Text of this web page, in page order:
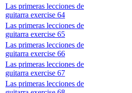
Las primeras lecciones de
guitarra exercise 64
Las primeras lecciones de
guitarra exercise 65
Las primeras lecciones de
guitarra exercise 66
Las primeras lecciones de
guitarra exercise 67
Las primeras lecciones de